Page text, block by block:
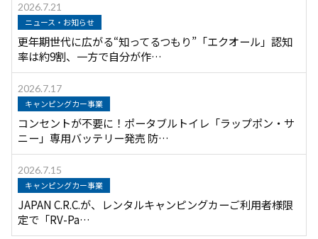
2026.7.21
ニュース・お知らせ
更年期世代に広がる“知ってるつもり”「エクオール」認知
率は約9割、一方で自分が作…
2026.7.17
キャンピングカー事業
コンセントが不要に！ポータブルトイレ「ラップポン・サ
ニー」専用バッテリー発売 防…
2026.7.15
キャンピングカー事業
JAPAN C.R.C.が、レンタルキャンピングカーご利用者様限
定で「RV-Pa…